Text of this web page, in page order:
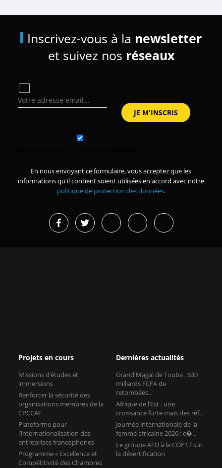
Inscrivez-vous à la newsletter
et suivez nos réseaux
En nous envoyant ce formulaire, vous acceptez que les
informations qu'il contient soient utilisées en accord avec notre
politique de protection des données.
Projets en cours
Missions d’études et
immersions
Renforcer la sécurité des
organisations membres de la
CPCCAF
Plateforme pour
l’internationalisation des
entreprises francophones
Programme « Excellence et
Compétitivité des Chambres
Dernières actualités
Grand Magal de Touba : 630
milliards FCFA de
retombées...
Afrique de l’Est : une
croissance forte mais des réf...
Journée internationale de la
femme africaine 2026 : c�...
Le groupe AFD à la COP17 sur
la désertification